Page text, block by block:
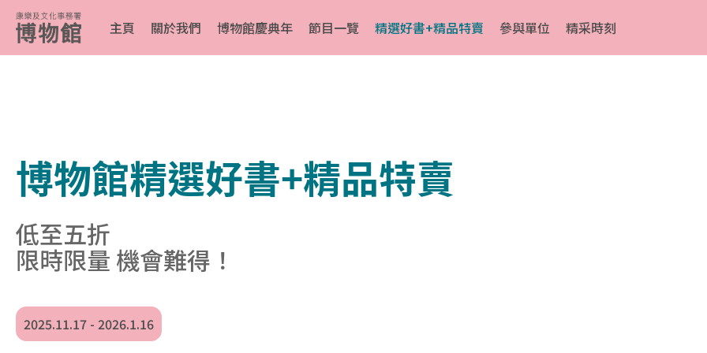
主頁 關於我們 博物館慶典年 節目一覽 精選好書+精品特賣 參與單位 精采時刻
博物館精選好書+精品特賣
低至五折
限時限量 機會難得！
2025.11.17 - 2026.1.16